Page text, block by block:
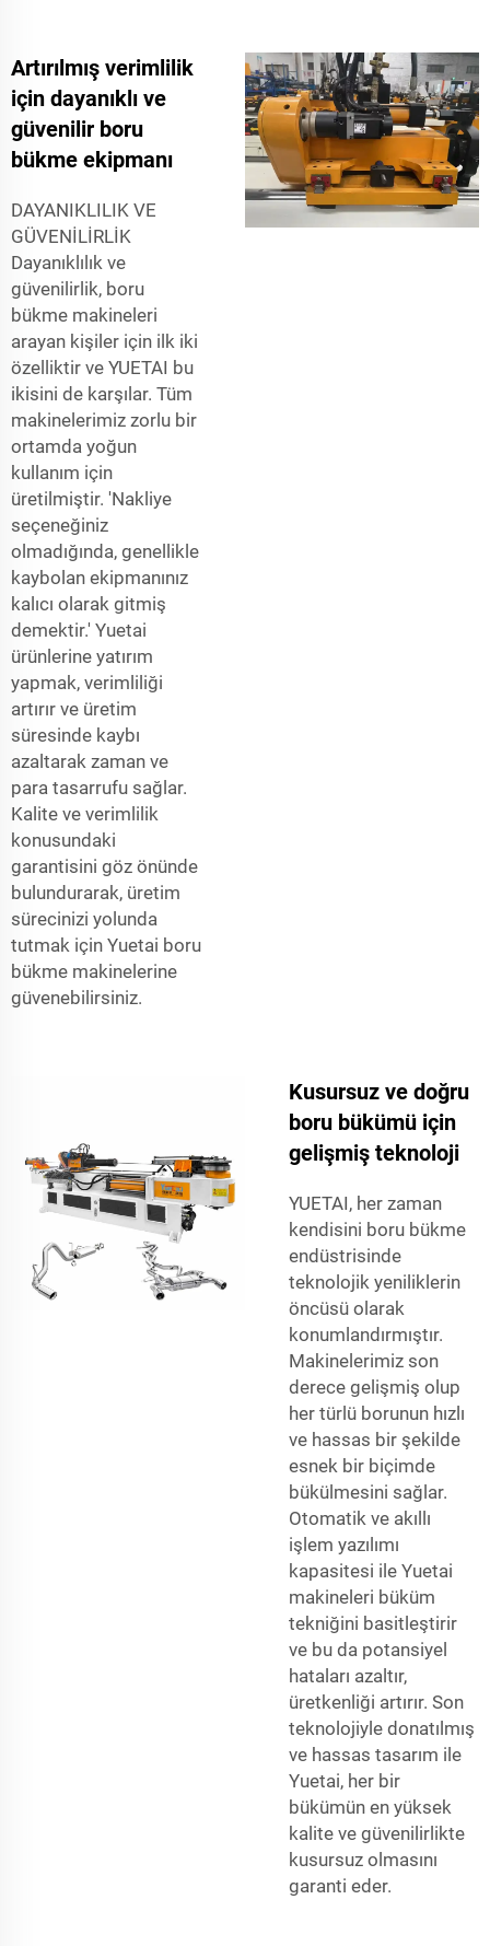
Artırılmış verimlilik
için dayanıklı ve
güvenilir boru
bükme ekipmanı
DAYANIKLILIK VE
GÜVENİLİRLİK
Dayanıklılık ve
güvenilirlik, boru
bükme makineleri
arayan kişiler için ilk iki
özelliktir ve YUETAI bu
ikisini de karşılar. Tüm
makinelerimiz zorlu bir
ortamda yoğun
kullanım için
üretilmiştir. 'Nakliye
seçeneğiniz
olmadığında, genellikle
kaybolan ekipmanınız
kalıcı olarak gitmiş
demektir.' Yuetai
ürünlerine yatırım
yapmak, verimliliği
artırır ve üretim
süresinde kaybı
azaltarak zaman ve
para tasarrufu sağlar.
Kalite ve verimlilik
konusundaki
garantisini göz önünde
bulundurarak, üretim
sürecinizi yolunda
tutmak için Yuetai boru
bükme makinelerine
güvenebilirsiniz.
Kusursuz ve doğru
boru bükümü için
gelişmiş teknoloji
YUETAI, her zaman
kendisini boru bükme
endüstrisinde
teknolojik yeniliklerin
öncüsü olarak
konumlandırmıştır.
Makinelerimiz son
derece gelişmiş olup
her türlü borunun hızlı
ve hassas bir şekilde
esnek bir biçimde
bükülmesini sağlar.
Otomatik ve akıllı
işlem yazılımı
kapasitesi ile Yuetai
makineleri büküm
tekniğini basitleştirir
ve bu da potansiyel
hataları azaltır,
üretkenliği artırır. Son
teknolojiyle donatılmış
ve hassas tasarım ile
Yuetai, her bir
bükümün en yüksek
kalite ve güvenilirlikte
kusursuz olmasını
garanti eder.